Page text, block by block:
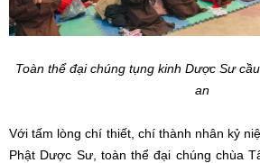
Toàn thể đại chúng tụng kinh Dược Sư
an
Với tấm lòng chí thiết, chí thành nhân kỷ
Phật Dược Sư, toàn thể đại chúng chùa